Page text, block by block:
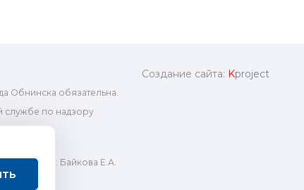
Обнинска обязательна.
службе по надзору
редактор: Байкова Е.А.
Создание сайта: Kproject